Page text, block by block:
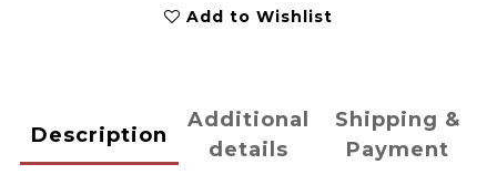
Add to Wishlist
Description
Additional
details
Shipping &
Payment